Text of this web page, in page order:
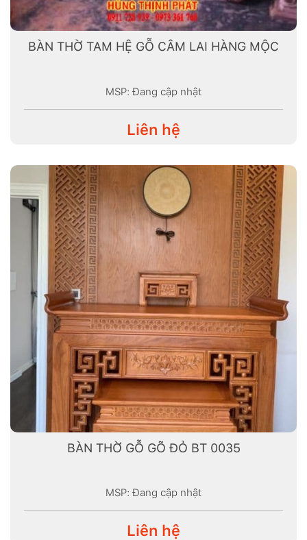
BÀN THỜ TAM HỆ GỖ CÂM LAI HÀNG MỘC
MSP: Đang cập nhật
Liên hệ
BÀN THỜ GỖ GÕ ĐỎ BT 0035
MSP: Đang cập nhật
Liên hệ